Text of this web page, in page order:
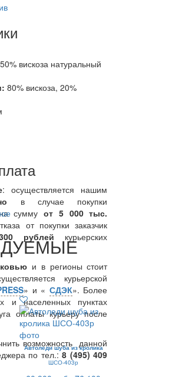
вискоза натуральный
80% вискоза, 20%
: осуществляется нашим
в случае покупки
на суммуот 5 000 тыс.
от покупки заказчик
рублей курьерских
и в регионы стоит
курьерской
» и « СДЭК». Более
и населенных пунктах
оплаты курьеру после
возможность данной
по тел.:8 (495) 409
Автоледи шуба из кролика
ШСО-403р